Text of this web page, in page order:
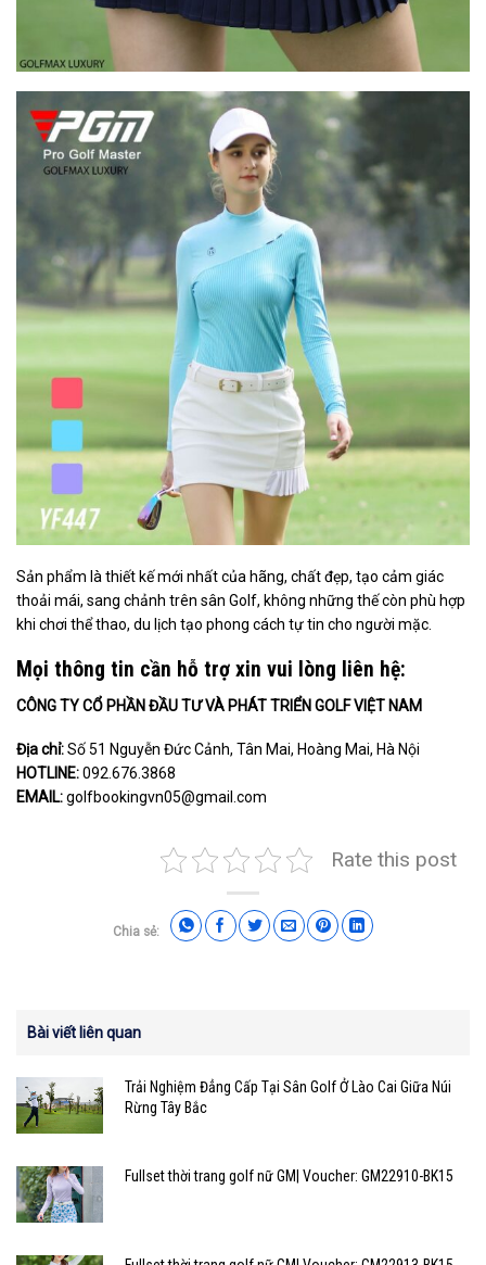
Sản phẩm là thiết kế mới nhất của hãng, chất đẹp, tạo cảm giác
thoải mái, sang chảnh trên sân Golf, không những thế còn phù hợp
khi chơi thể thao, du lịch tạo phong cách tự tin cho người mặc.
Mọi thông tin cần hỗ trợ xin vui lòng liên hệ:
CÔNG TY CỔ PHẦN ĐẦU TƯ VÀ PHÁT TRIỂN GOLF VIỆT NAM
Địa chỉ:Số 51 Nguyễn Đức Cảnh, Tân Mai, Hoàng Mai, Hà Nội
HOTLINE:092.676.3868
EMAIL:golfbookingvn05@gmail.com
Rate this post
Chia sẻ:
Bài viết liên quan
Trải Nghiệm Đẳng Cấp Tại Sân Golf Ở Lào Cai Giữa Núi
Rừng Tây Bắc
Fullset thời trang golf nữ GM| Voucher: GM22910-BK15